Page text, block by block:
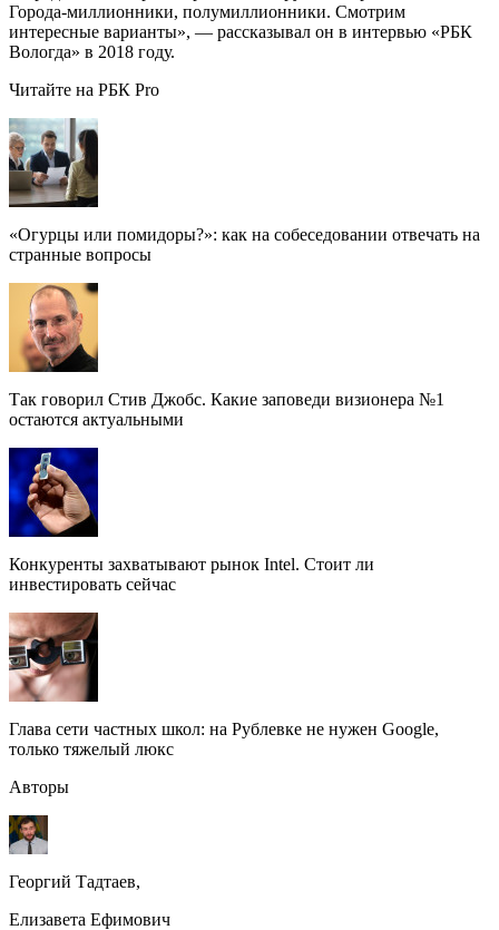
Города-миллионники, полумиллионники. Смотрим
интересные варианты», — рассказывал он в интервью «РБК
Вологда» в 2018 году.
Читайте на РБК Pro
«Огурцы или помидоры?»: как на собеседовании отвечать на
странные вопросы
Так говорил Стив Джобс. Какие заповеди визионера №1
остаются актуальными
Конкуренты захватывают рынок Intel. Стоит ли
инвестировать сейчас
Глава сети частных школ: на Рублевке не нужен Google,
только тяжелый люкс
Авторы
Георгий Тадтаев,
Елизавета Ефимович